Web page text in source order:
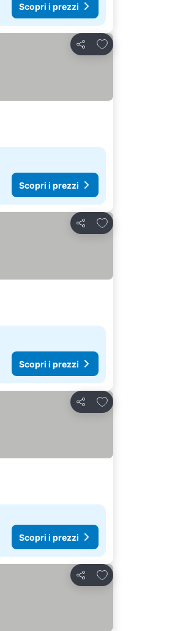
Scopri i prezzi
Condividi
Aggiungi ai preferiti
Scopri i prezzi
Condividi
Aggiungi ai preferiti
Scopri i prezzi
Condividi
Aggiungi ai preferiti
Scopri i prezzi
Condividi
Aggiungi ai preferiti